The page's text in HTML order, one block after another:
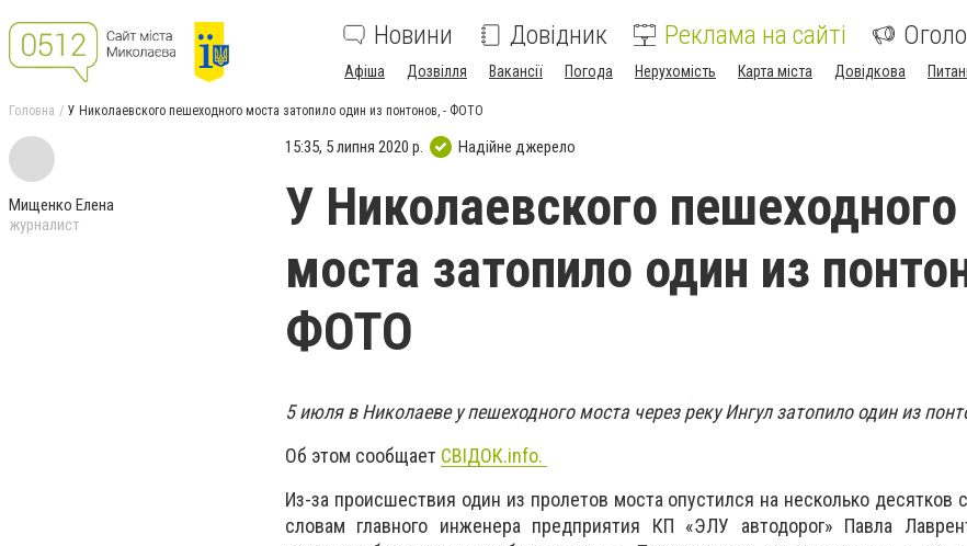
Новини Довідник Реклама на сайті
Афіша Дозвілля Вакансії Погода Нерухомість Карта міста Довідкова
Головна У Николаевского пешеходного моста затопило один из понтонов, - ФОТО
Мищенко Елена
журналист
15:35, 5 липня 2020 р. Надійне джерело
У Николаевского пешеходного
моста затопило один из
ФОТО
5 июля в Николаеве у пешеходного моста через реку Ингул затопило один из
Об этом сообщает СВІДОК.info.
Из-за происшествия один из пролетов моста опустился на несколько десятков
словам главного инженера предприятия КП «ЭЛУ автодорог» Павла